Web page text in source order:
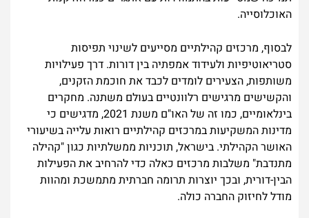
האוכלוסייה.
לבסוף, מרכזים קהילתיים מסייעים לשינוי תפיסות
סטריאוטיפיות ולעידוד אמפתיה בין דורות. דרך פעילויות
משותפות, הצעירים לומדים לכבד את חוכמת הזקנים,
והקשישים מרגישים רלוונטיים בעולם משתנה. מחקרים
בינלאומיים, כמו זה של האו"ם משנת 2021, מדגישים כי
מדינות המשקיעות במרכזים קהילתיים רואות עלייה בשיעורי
האושר הקהילתי. בישראל, תוכניות ממשלתיות כגון "קהילה
מתנדבת" משלבות מרכזים כאלה כדי להרחיב את הפעילות
הבין-דורית, ובכך יוצרות תרומה חברתית מתמשכת ומהוות
מודל לחיזוק החברה כולה.